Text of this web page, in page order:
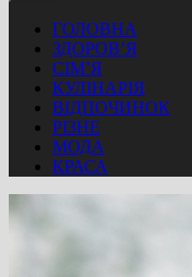
ГОЛОВНА
ЗДОРОВ’Я
СІМ’Я
КУЛІНАРІЯ
ВІДПОЧИНОК
РІЗНЕ
МОДА
КРАСА